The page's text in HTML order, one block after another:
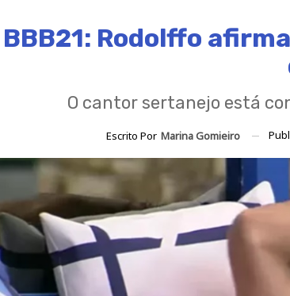
BBB21: Rodolffo
O cantor sertanejo está
Escrito Por Marina Gomieiro